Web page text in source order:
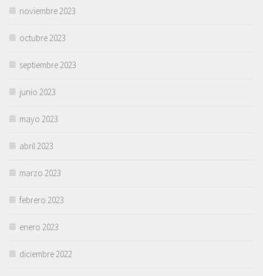
noviembre 2023
octubre 2023
septiembre 2023
junio 2023
mayo 2023
abril 2023
marzo 2023
febrero 2023
enero 2023
diciembre 2022